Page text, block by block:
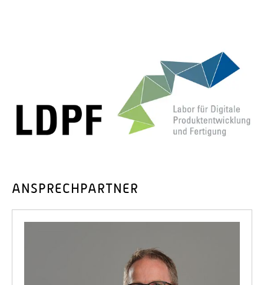
ANSPRECHPARTNER